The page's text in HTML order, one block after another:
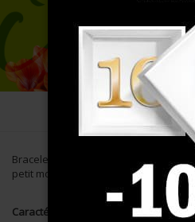
Description
Bracelet composé de trois hibiscus
petit modèle. Bijou antillais fabriqué
Caractéristiques